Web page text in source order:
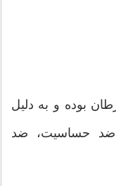
بوده و به دلیل
ضد حساسیت، ضد